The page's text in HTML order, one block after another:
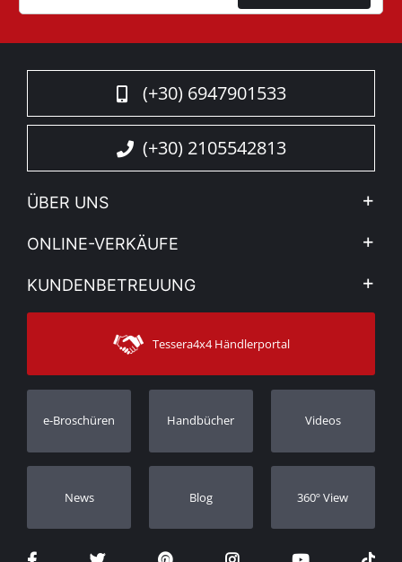
(+30) 6947901533
(+30) 2105542813
ÜBER UNS
Firma
Sehen Sie unsere Nachrichten
Sitemap
ONLINE-VERKÄUFE
Mein Konto
Versandarten
KUNDENBETREUUNG
Kontakt
Kundendienst
Bestellung verfolgen
Händler
Tessera4x4 Händlerportal
e-Broschüren Handbücher Videos
Νews Blog 360º View